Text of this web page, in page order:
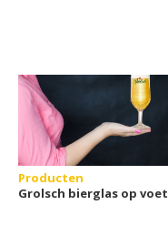
Producten
Grolsch bierglas op voet